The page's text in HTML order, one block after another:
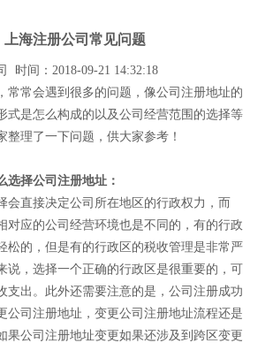
上海注册公司常见问题
时间：2018-09-21 14:32:18
常常会遇到很多的问题，像公司注册地址的
式是怎么构成的以及公司经营范围的选择等
整理了一下问题，供大家参考！
选择公司注册地址：
会直接决定公司所在地区的行政权力，而
对应的公司经营环境也是不同的，有的行政
松的，但是有的行政区的税收管理是非常严
说，选择一个正确的行政区是很重要的，可
支出。此外还需要注意的是，公司注册成功
公司注册地址，变更公司注册地址流程还是
果公司注册地址变更如果还涉及到跨区变更